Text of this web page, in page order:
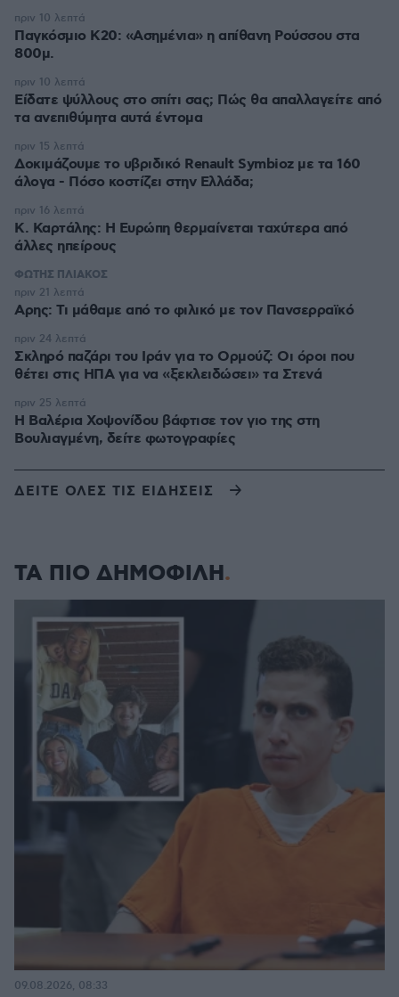
Παγκόσμιο Κ20: «Ασημένια» η απίθανη Ρούσσου στα
800μ.
πριν 10 λεπτά
Είδατε ψύλλους στο σπίτι σας; Πώς θα απαλλαγείτε από
τα ανεπιθύμητα αυτά έντομα
πριν 10 λεπτά
Δοκιμάζουμε το υβριδικό Renault Symbioz με τα 160
άλογα - Πόσο κοστίζει στην Ελλάδα;
πριν 15 λεπτά
Κ. Καρτάλης: Η Ευρώπη θερμαίνεται ταχύτερα από
άλλες ηπείρους
πριν 16 λεπτά
ΦΩΤΗΣ ΠΛΙΑΚΟΣ
Αρης: Τι μάθαμε από το φιλικό με τον Πανσερραϊκό
πριν 21 λεπτά
Σκληρό παζάρι του Ιράν για το Ορμούζ: Οι όροι που
θέτει στις ΗΠΑ για να «ξεκλειδώσει» τα Στενά
πριν 24 λεπτά
Η Βαλέρια Χοψονίδου βάφτισε τον γιο της στη
Βουλιαγμένη, δείτε φωτογραφίες
πριν 25 λεπτά
ΔΕΙΤΕ ΟΛΕΣ ΤΙΣ ΕΙΔΗΣΕΙΣ
ΤΑ ΠΙΟ ΔΗΜΟΦΙΛΗ
09.08.2026, 08:33